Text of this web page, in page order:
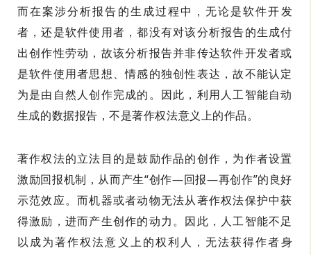
而在案涉分析报告的生成过程中，无论是软件开发
者，还是软件使用者，都没有对该分析报告的生成付
出创作性劳动，故该分析报告并非传达软件开发者或
是软件使用者思想、情感的独创性表达，故不能认定
为是由自然人创作完成的。因此，利用人工智能自动
生成的数据报告，不是著作权法意义上的作品。
著作权法的立法目的是鼓励作品的创作，为作者设置
激励回报机制，从而产生“创作—回报—再创作”的良好
示范效应。而机器或者动物无法从著作权法保护中获
得激励，进而产生创作的动力。因此，人工智能不足
以成为著作权法意义上的权利人，无法获得作者身